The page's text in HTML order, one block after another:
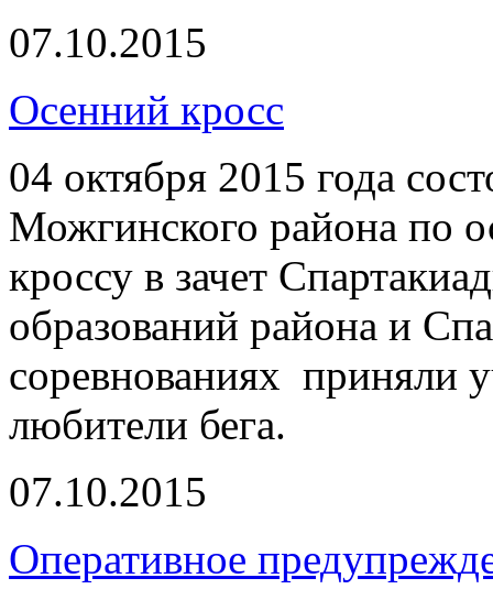
07.10.2015
Осенний кросс
04 октября 2015 года
Можгинского района по
кроссу в зачет
образований района и
соревнованиях приняли
любители бега.
07.10.2015
Оперативное